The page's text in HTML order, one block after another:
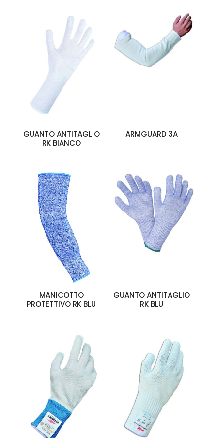
GUANTO ANTITAGLIO
RK BIANCO
ARMGUARD 3A
MANICOTTO
PROTETTIVO RK BLU
GUANTO ANTITAGLIO
RK BLU